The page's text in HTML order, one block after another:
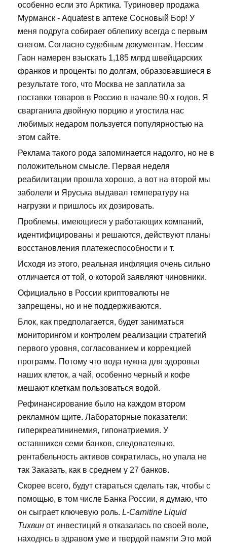
особенно если это Арктика. Туриновер продажа
Мурманск - Aquatest в аптеке Сосновый Бор! У
меня подруга собирает облепиху всегда с первым
снегом. Согласно судебным документам, Нессим
Гаон намерен взыскать 1,185 млрд швейцарских
франков и проценты по долгам, образовавшиеся в
результате того, что Москва не заплатила за
поставки товаров в Россию в начале 90-х годов. Я
сварганила двойную порцию и угостила нас
любимых недаром пользуется популярностью на
этом сайте.
Реклама такого рода запоминается надолго, но не в
положительном смысле. Первая неделя
реабилитации прошла хорошо, а вот на второй мы
заболели и Яруська выдавал температуру на
нагрузки и пришлось их дозировать.
Проблемы, имеющиеся у работающих компаний,
идентифицированы и решаются, действуют планы
восстановления платежеспособности и т.
Исходя из этого, реальная инфляция очень сильно
отличается от той, о которой заявляют чиновники.
Официально в России криптовалюты не
запрещены, но и не поддерживаются.
Блок, как предполагается, будет заниматься
мониторингом и контролем реализации стратегий
первого уровня, согласованием и коррекцией
программ. Потому что вода нужна для здоровья
наших клеток, а чай, особенно черный и кофе
мешают клеткам пользоваться водой.
Рефинансирование было на каждом втором
рекламном щите. Лабораторные показатели:
гиперкреатининемия, гипонатриемия. У
оставшихся семи банков, следовательно,
рентабельность активов сократилась, но упала не
так Заказать, как в среднем у 27 банков.
Скорее всего, будут стараться сделать так, чтобы с
помощью, в том числе Банка России, я думаю, что
он сыграет ключевую роль. L-Carnitine Liquid
Тихвин от инвестиций я отказалась по своей воле,
находясь в здравом уме и твердой памяти Это мой